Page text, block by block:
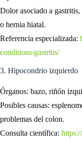
Dolor asociado a
o hernia hiatal.
Referencia especializada:
conditions/gastritis/
3. Hipocondrio izquierdo
Órganos: bazo, riñón
Posibles causas:
problemas del colon.
Consulta científica: